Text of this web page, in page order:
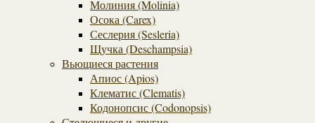
Молиния (Molinia)
Осока (Carex)
Сеслерия (Sesleria)
Щучка (Deschampsia)
Вьющиеся растения
Апиос (Apios)
Клематис (Clematis)
Кодонопсис (Codonopsis)